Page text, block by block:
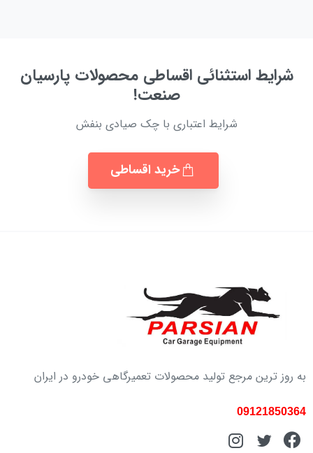
شرایط استثنائی اقساطی محصولات پارسیان
صنعت!
شرایط اعتباری با چک صیادی بنفش
خرید اقساطی
به روز ترین مرجع تولید محصولات تعمیرگاهی خودرو در ایران
09121850364